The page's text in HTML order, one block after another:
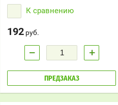
К сравнению
192 руб.
− +
ПРЕДЗАКАЗ